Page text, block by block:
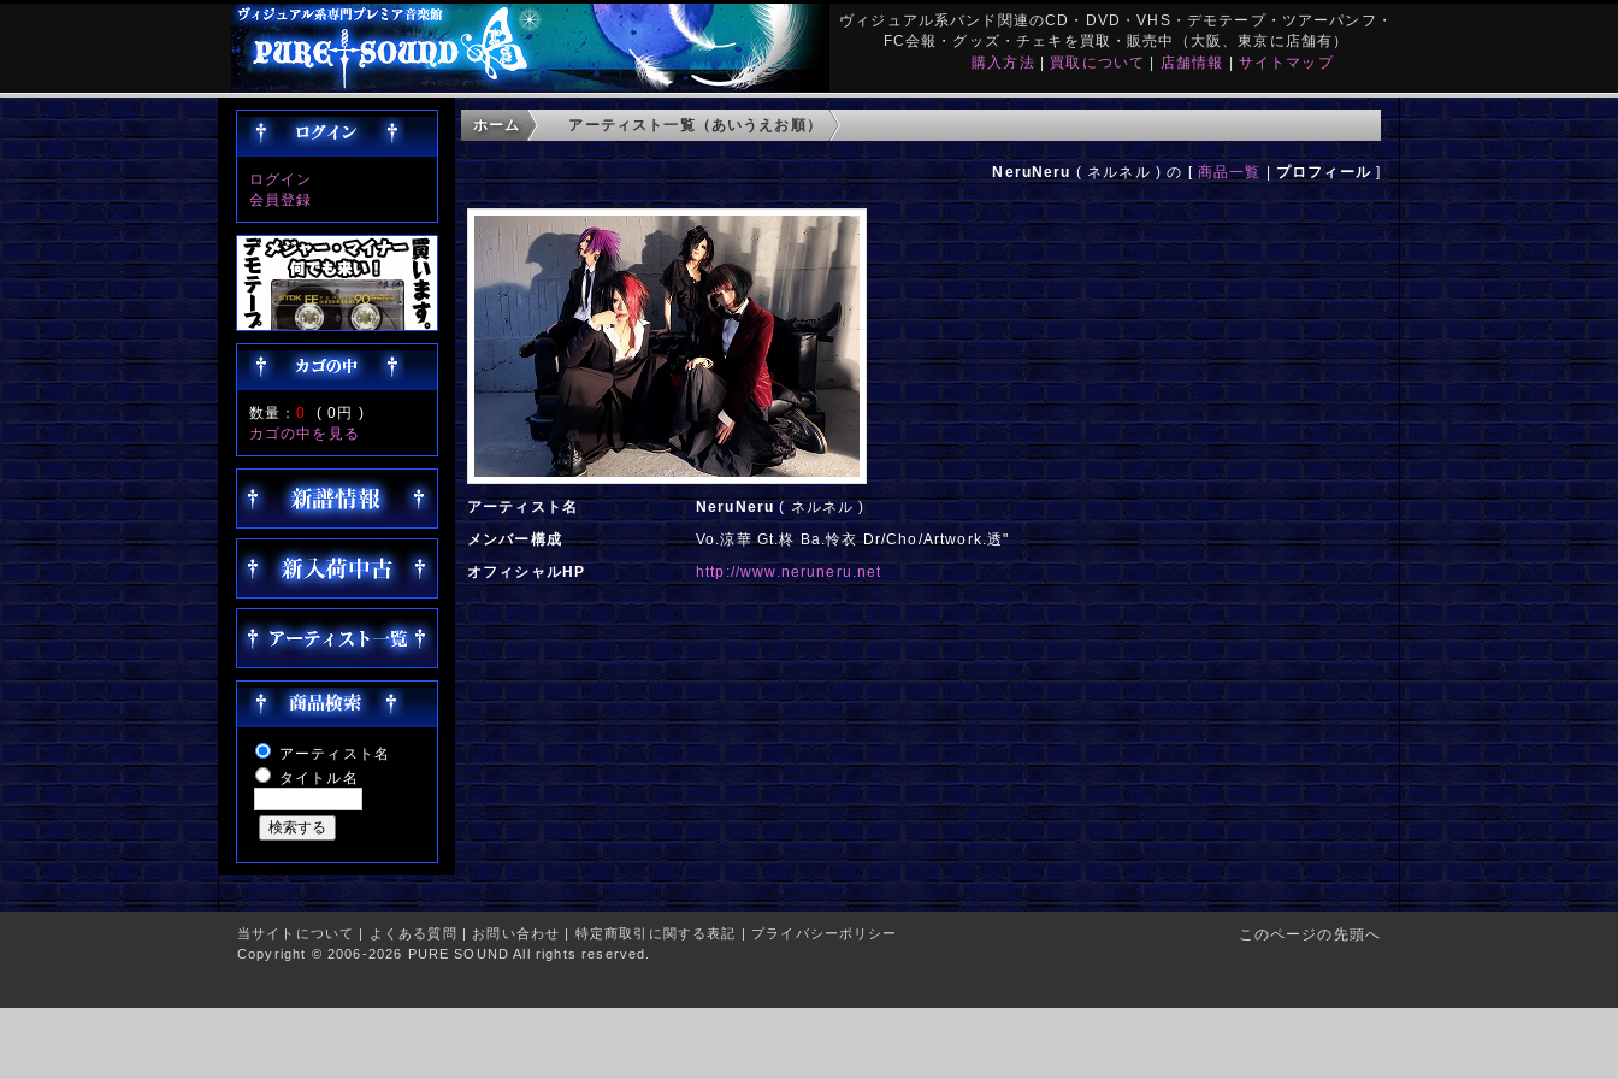
ヴィジュアル系バンド関連のCD・DVD・VHS・デモテープ・ツアーパンフ・
FC会報・グッズ・チェキを買取・販売中（大阪、東京に店舗有）
購入方法 | 買取について | 店舗情報 | サイトマップ
ログイン
会員登録
数量：0 (0円 )
カゴの中を見る
アーティスト名
タイトル名
ホーム アーティスト一覧（あいうえお順）
NeruNeru ( ネルネル ) の [ 商品一覧 | プロフィール]
アーティスト名 NeruNeru( ネルネル )
メンバー構成 Vo.涼華 Gt.柊 Ba.怜衣 Dr/Cho/Artwork.透"
オフィシャルHP http://www.neruneru.net
このページの先頭へ
当サイトについて | よくある質問 | お問い合わせ | 特定商取引に関する表記 | プライバシーポリシー
Copyright © 2006-2026 PURE SOUND All rights reserved.